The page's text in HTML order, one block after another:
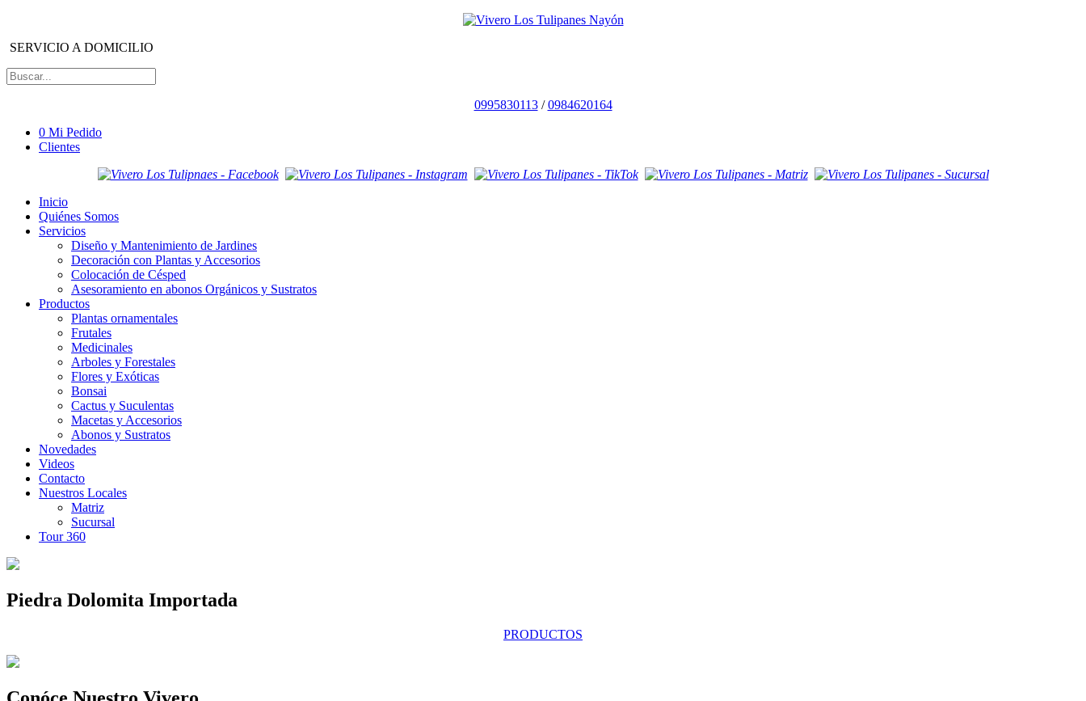
SERVICIO A DOMICILIO
0995830113/0984620164
0 Mi Pedido
Clientes
Inicio
Quiénes Somos
Servicios
Diseño y Mantenimiento de Jardines
Decoración con Plantas y Accesorios
Colocación de Césped
Asesoramiento en abonos Orgánicos y Sustratos
Productos
Plantas ornamentales
Frutales
Medicinales
Arboles y Forestales
Flores y Exóticas
Bonsai
Cactus y Suculentas
Macetas y Accesorios
Abonos y Sustratos
Novedades
Videos
Contacto
Nuestros Locales
Matriz
Sucursal
Tour 360
Piedra Dolomita Importada
PRODUCTOS